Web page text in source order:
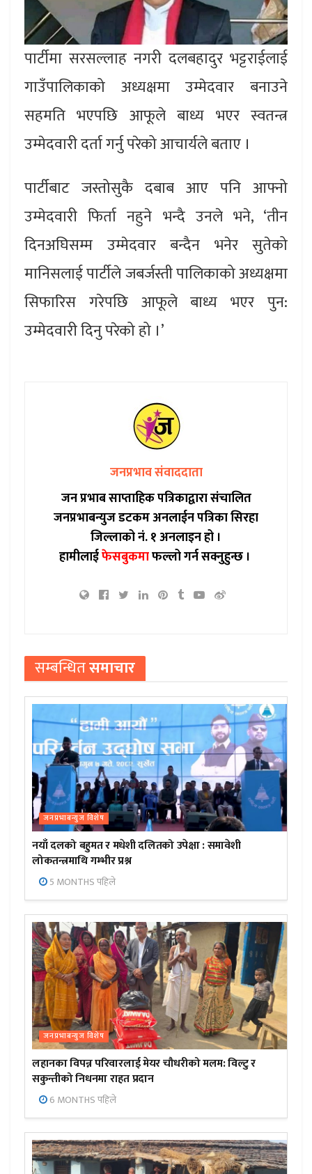
पार्टीमा सरसल्लाह नगरी दलबहादुर भट्टराईलाई
गाउँपालिकाको अध्यक्षमा उम्मेदवार बनाउने
सहमति भएपछि आफूले बाध्य भएर स्वतन्त्र
उम्मेदवारी दर्ता गर्नु परेको आचार्यले बताए ।
पार्टीबाट जस्तोसुकै दबाब आए पनि आफ्नो
उम्मेदवारी फिर्ता नहुने भन्दै उनले भने, ‘तीन
दिनअघिसम्म उम्मेदवार बन्दैन भनेर सुतेको
मानिसलाई पार्टीले जबर्जस्ती पालिकाको अध्यक्षमा
सिफारिस गरेपछि आफूले बाध्य भएर पुन:
उम्मेदवारी दिनु परेको हो ।’
जनप्रभाव संवाददाता
जन प्रभाब साप्ताहिक पत्रिकाद्वारा संचालित
जनप्रभाबन्युज डटकम अनलाईन पत्रिका सिरहा
जिल्लाको नं. १ अनलाइन हो ।
हामीलाईफेसबुकमाफल्लो गर्न सक्नुहुन्छ ।
सम्बन्धितसमाचार
जनप्रभाबन्युज विशेष
नयाँ दलको बहुमत र मधेशी दलितको उपेक्षा : समावेशी
लोकतन्त्रमाथि गम्भीर प्रश्न
5 MONTHS पहिले
जनप्रभाबन्युज विशेष
लहानका विपन्न परिवारलाई मेयर चौधरीको मलम: विल्टु र
सकुन्तीको निधनमा राहत प्रदान
6 MONTHS पहिले